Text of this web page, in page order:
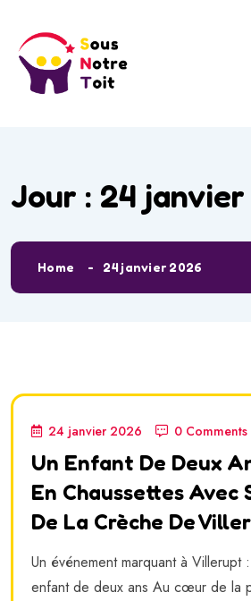
Jour : 24
Home 24 janvier 2026
24 janvier 2026 0 Comments
Un Enfant De Deux
En Chaussettes Avec
De La Crèche De
Un événement marquant à Villerupt :
enfant de deux ans Au cœur de la